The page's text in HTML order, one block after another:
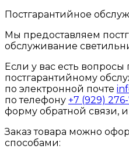
Постгарантийное
Мы предоставляем
обслуживание
Если у вас есть вопросы
постгарантийному
по электронной почте
по телефону +7 (929)
форму обратной связи,
Заказ товара можно
способами: